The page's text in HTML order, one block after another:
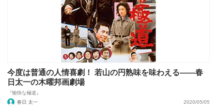
今度は普通の人情喜劇！ 若山の円熟味を味わえる――春
日太一の木曜邦画劇場
『愉快な極道』
春日 太一
2020/05/05